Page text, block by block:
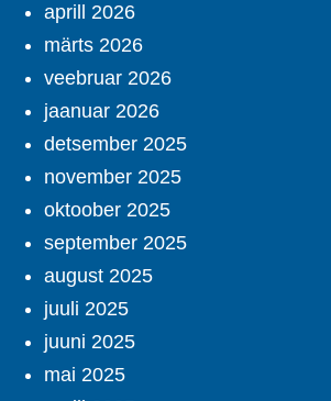
aprill 2026
märts 2026
veebruar 2026
jaanuar 2026
detsember 2025
november 2025
oktoober 2025
september 2025
august 2025
juuli 2025
juuni 2025
mai 2025